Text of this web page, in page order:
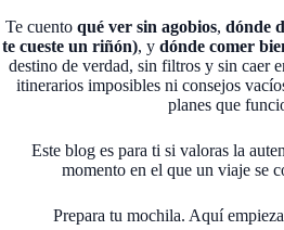
Te cuento qué ver sin agobios, dónde
te cueste un riñón), y dónde comer
destino de verdad, sin filtros y sin caer
itinerarios imposibles ni consejos
planes que
Este blog es para ti si valoras la
momento en el que un viaje se
Prepara tu mochila. Aquí